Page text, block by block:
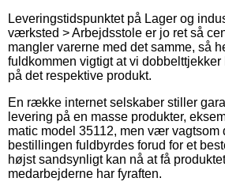
Leveringstidspunktet på Lager og
værksted > Arbejdsstole er jo ret så
mangler varerne med det samme, så
fuldkommen vigtigt at vi
på det respektive produkt.
En række internet selskaber stiller
levering på en masse produkter,
matic model 35112, men vær
bestillingen fuldbyrdes forud for et
højst sandsynligt kan nå at få
medarbejderne har fyraften.